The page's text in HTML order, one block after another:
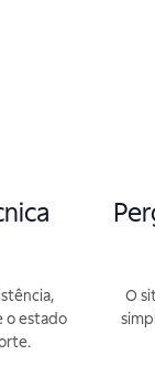
o estado
O